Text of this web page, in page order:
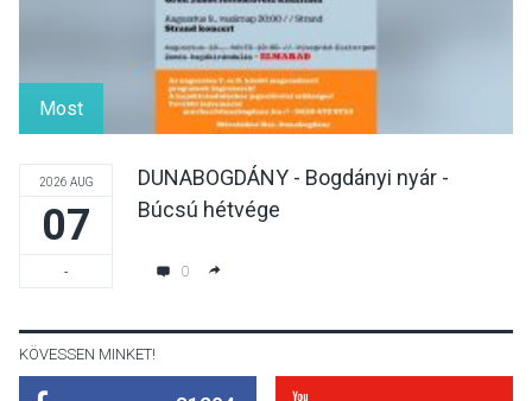
KULTÚRA
Dunavirág Ünnep Verőcén –
két nap a Duna élővilágának
jegyében
TERMÉSZETI KÖRNYEZET
Most
2026 AUG
07
-
DUNABOGDÁNY - Bogdányi nyár -
Búcsú hétvége
0
KÖVESSEN MINKET!